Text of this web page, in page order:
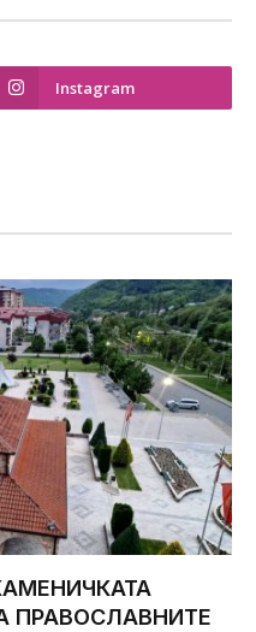
Instagram
ПРАВОСЛАВНИТЕ